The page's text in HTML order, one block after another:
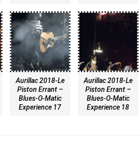
Aurillac 2018-Le
Piston Errant –
Blues-O-Matic
Experience 17
Aurillac 2018-Le
Piston Errant –
Blues-O-Matic
Experience 18